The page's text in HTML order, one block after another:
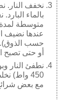
نخفف النار.
بالماء
عندها نضيف
أو حتى تصبح
نطفئ النار
450 واط)
مع بعض